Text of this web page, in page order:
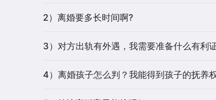
2）离婚要多长时间啊?
3）对方出轨有外遇，我需要准备什么有利
4）离婚孩子怎么判？我能得到孩子的抚养